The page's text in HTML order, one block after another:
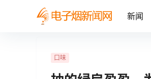
新闻
口味